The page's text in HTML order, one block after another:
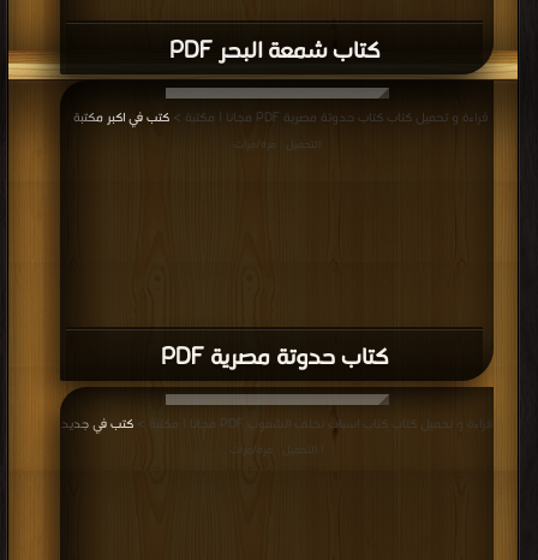
كتاب شمعة البحر PDF
كتاب حدوتة مصرية PDF
قراءة و تحميل كتاب كتاب حدوتة مصرية PDF مجانا | مكتبة > كتب في اكبر مكتبة
التحميل : مرة/مرات
قراءة و تحميل كتاب كتاب اسباب تخلف الشعوب PDF مجانا | مكتبة > كتب في جديد
| التحميل : مرة/مرات